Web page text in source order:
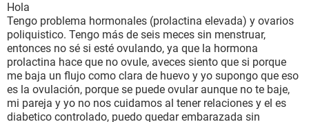
BIENESTAR
SEXUALIDAD
GLOSARIO
Hola
Tengo problema hormonales (prolactina elevada) y ovarios
poliquistico. Tengo más de seis meces sin menstruar,
entonces no sé si esté ovulando, ya que la hormona
prolactina hace que no ovule, aveces siento que si porque
me baja un flujo como clara de huevo y yo supongo que eso
es la ovulación, porque se puede ovular aunque no te baje,
mi pareja y yo no nos cuidamos al tener relaciones y el es
diabetico controlado, puedo quedar embarazada sin